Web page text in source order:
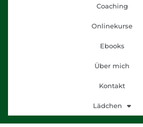
Coaching
Onlinekurse
Ebooks
Über mich
Kontakt
Lädchen